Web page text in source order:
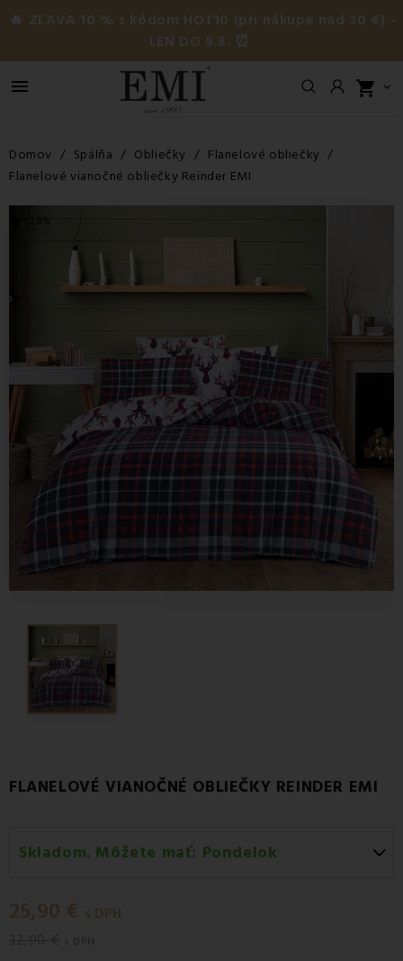
🔥 ZĽAVA 10 % s kódom HOT10 (pri nákupe nad 30 €) –
LEN DO 9.8. ⏰
 shopping_cart 
Domov Spálňa Obliečky
Flanelové obliečky
Flanelové vianočné obliečky Reinder EMI
FLANELOVÉ VIANOČNÉ OBLIEČKY REINDER EMI
Skladom. Môžete mať: Pondelok
Pondelok 10.08
25,90 € s DPH